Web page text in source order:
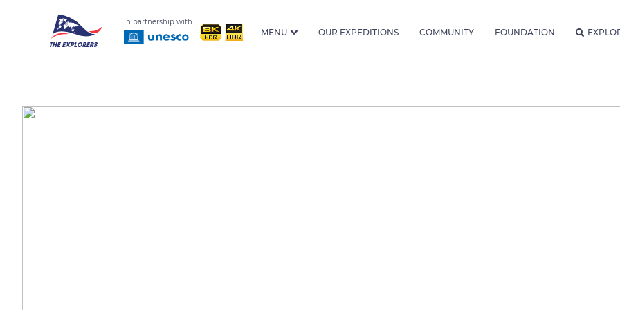
In partnership with
MENU OUR EXPEDITIONS COMMUNITY FOUNDATION